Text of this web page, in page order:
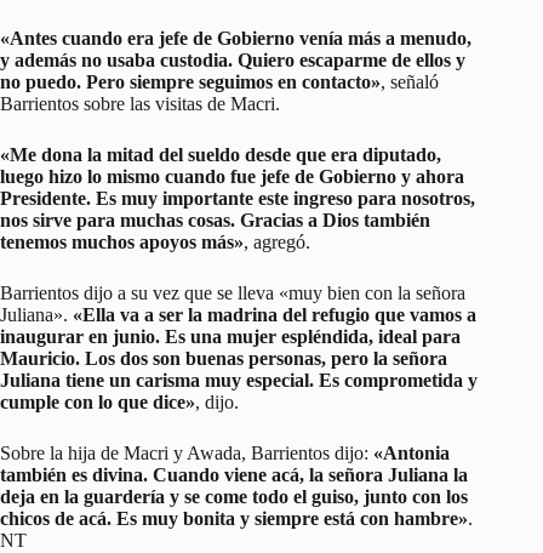
«Antes cuando era jefe de Gobierno venía más a menudo,
y además no usaba custodia. Quiero escaparme de ellos y
no puedo. Pero siempre seguimos en contacto», señaló
Barrientos sobre las visitas de Macri.
«Me dona la mitad del sueldo desde que era diputado,
luego hizo lo mismo cuando fue jefe de Gobierno y ahora
Presidente. Es muy importante este ingreso para nosotros,
nos sirve para muchas cosas. Gracias a Dios también
tenemos muchos apoyos más», agregó.
Barrientos dijo a su vez que se lleva «muy bien con la señora
Juliana». «Ella va a ser la madrina del refugio que vamos a
inaugurar en junio. Es una mujer espléndida, ideal para
Mauricio. Los dos son buenas personas, pero la señora
Juliana tiene un carisma muy especial. Es comprometida y
cumple con lo que dice», dijo.
Sobre la hija de Macri y Awada, Barrientos dijo: «Antonia
también es divina. Cuando viene acá, la señora Juliana la
deja en la guardería y se come todo el guiso, junto con los
chicos de acá. Es muy bonita y siempre está con hambre».
NT